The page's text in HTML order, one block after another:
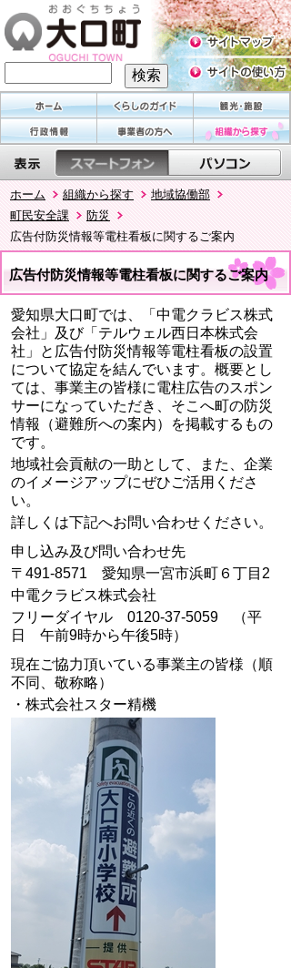
ホーム 組織から探す
地域協働部
町民安全課
防災
広告付防災情報等電柱看板に関するご案内
広告付防災情報等電柱看板に関するご案内
愛知県大口町では、「中電クラビス株式
会社」及び「テルウェル西日本株式会
社」と広告付防災情報等電柱看板の設置
について協定を結んでいます。概要とし
ては、事業主の皆様に電柱広告のスポン
サーになっていただき、そこへ町の防災
情報（避難所への案内）を掲載するもの
です。
地域社会貢献の一助として、また、企業
のイメージアップにぜひご活用くださ
い。
詳しくは下記へお問い合わせください。
申し込み及び問い合わせ先
〒491-8571 愛知県一宮市浜町６丁目2
中電クラビス株式会社
フリーダイヤル 0120-37-5059 （平
日 午前9時から午後5時）
現在ご協力頂いている事業主の皆様（順
不同、敬称略）
・株式会社スター精機